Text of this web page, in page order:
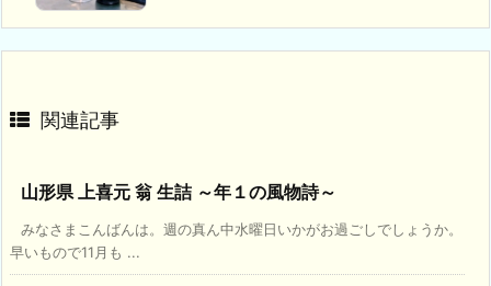
関連記事
山形県 上喜元 翁 生詰 ～年１の風物詩～
みなさまこんばんは。週の真ん中水曜日いかがお過ごしでしょうか。
早いもので11月も ...